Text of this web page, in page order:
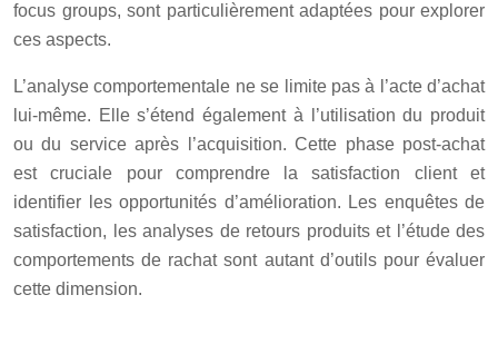
focus groups, sont particulièrement adaptées pour explorer
ces aspects.
L’analyse comportementale ne se limite pas à l’acte d’achat
lui-même. Elle s’étend également à l’utilisation du produit
ou du service après l’acquisition. Cette phase post-achat
est cruciale pour comprendre la satisfaction client et
identifier les opportunités d’amélioration. Les enquêtes de
satisfaction, les analyses de retours produits et l’étude des
comportements de rachat sont autant d’outils pour évaluer
cette dimension.